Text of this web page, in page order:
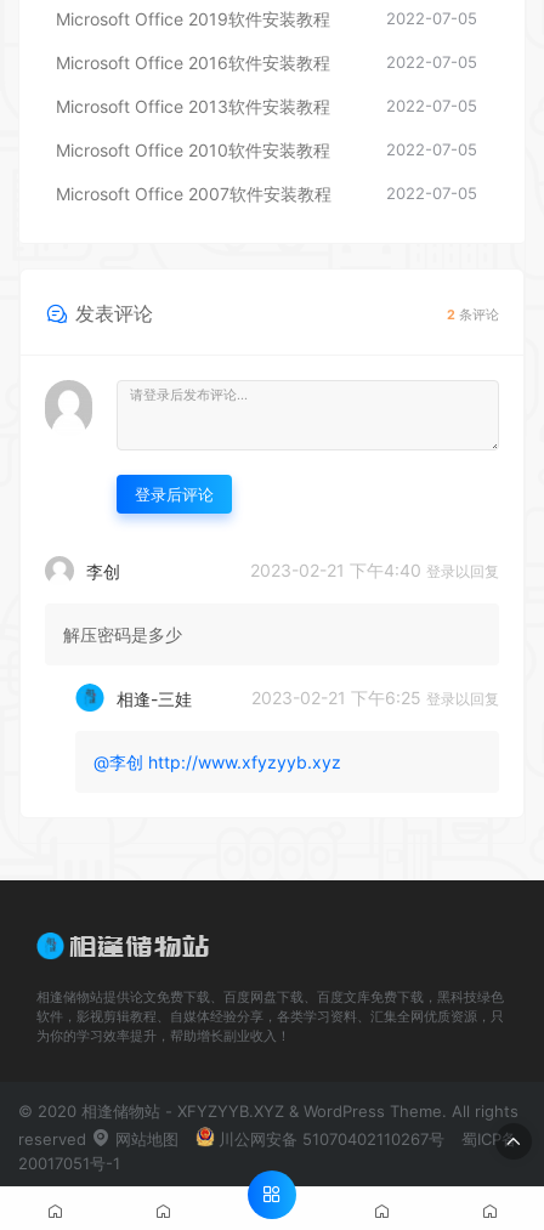
Microsoft Office 2019软件安装教程 2022-07-05
Microsoft Office 2016软件安装教程 2022-07-05
Microsoft Office 2013软件安装教程 2022-07-05
Microsoft Office 2010软件安装教程 2022-07-05
Microsoft Office 2007软件安装教程 2022-07-05
发表评论 2 条评论
登录后评论
李创 2023-02-21 下午4:40 登录以回复
解压密码是多少
相逢-三娃 2023-02-21 下午6:25 登录以回复
@李创 http://www.xfyzyyb.xyz
相逢储物站提供论文免费下载、百度网盘下载、百度文库免费下载，黑科技绿色
软件，影视剪辑教程、自媒体经验分享，各类学习资料、汇集全网优质资源，只
为你的学习效率提升，帮助增长副业收入！
© 2020 相逢储物站 - XFYZYYB.XYZ & WordPress Theme. All rights
reserved
网站地图 川公网安备 51070402110267号
蜀ICP备
20017051号-1